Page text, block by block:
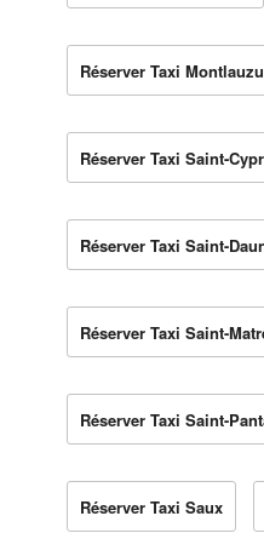
Réserver Taxi
Réserver Taxi Saint-
Réserver Taxi Saint-
Réserver Taxi Saint-
Réserver Taxi Saint-
Réserver Taxi Saux